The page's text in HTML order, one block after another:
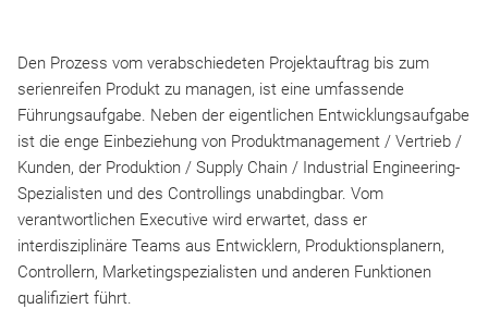
Den Prozess vom verabschiedeten Projektauftrag bis zum
serienreifen Produkt zu managen, ist eine umfassende
Führungsaufgabe. Neben der eigentlichen Entwicklungsaufgabe
ist die enge Einbeziehung von Produktmanagement / Vertrieb /
Kunden, der Produktion / Supply Chain / Industrial Engineering-
Spezialisten und des Controllings unabdingbar. Vom
verantwortlichen Executive wird erwartet, dass er
interdisziplinäre Teams aus Entwicklern, Produktionsplanern,
Controllern, Marketingspezialisten und anderen Funktionen
qualifiziert führt.